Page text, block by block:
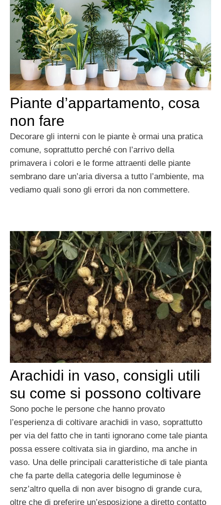
Piante d’appartamento, cosa
non fare
Decorare gli interni con le piante è ormai una pratica
comune, soprattutto perché con l’arrivo della
primavera i colori e le forme attraenti delle piante
sembrano dare un’aria diversa a tutto l’ambiente, ma
vediamo quali sono gli errori da non commettere.
Arachidi in vaso, consigli utili
su come si possono coltivare
Sono poche le persone che hanno provato
l’esperienza di coltivare arachidi in vaso, soprattutto
per via del fatto che in tanti ignorano come tale pianta
possa essere coltivata sia in giardino, ma anche in
vaso. Una delle principali caratteristiche di tale pianta
che fa parte della categoria delle leguminose è
senz’altro quella di non aver bisogno di grande cura,
oltre che di preferire un’esposizione a diretto contatto